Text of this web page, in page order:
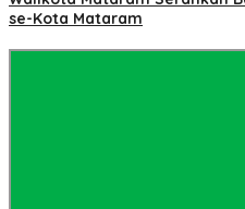
se-Kota Mataram